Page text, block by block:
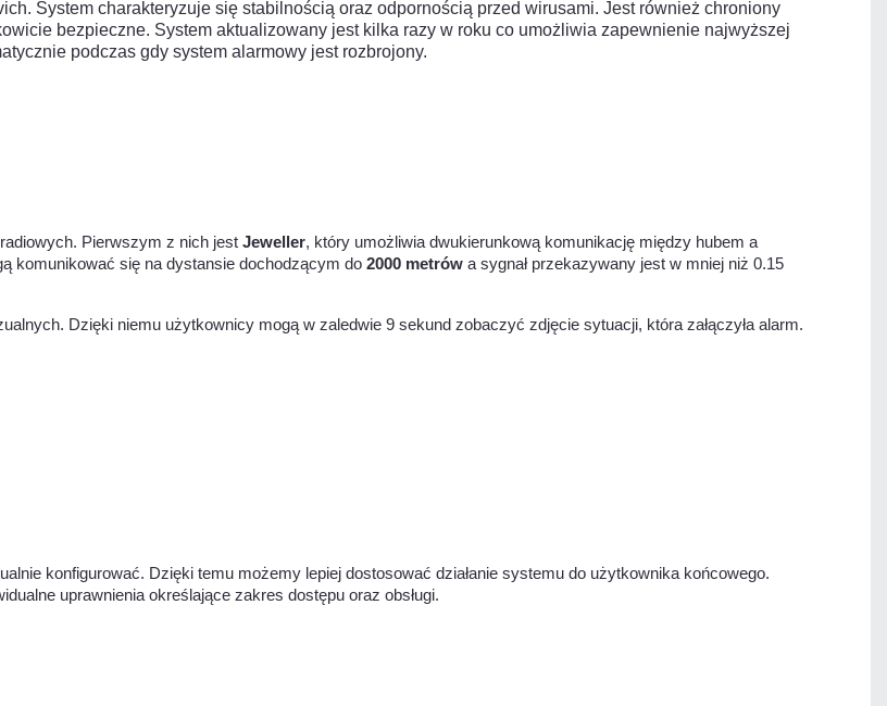
System charakteryzuje się stabilnością oraz odpornością przed wirusami. Jest również chroniony
bezpieczne. System aktualizowany jest kilka razy w roku co umożliwia zapewnienie najwyższej
podczas gdy system alarmowy jest rozbrojony.
Pierwszym z nich jest Jeweller, który umożliwia dwukierunkową komunikację między hubem a
komunikować się na dystansie dochodzącym do 2000 metrów a sygnał przekazywany jest w mniej niż 0.15
Dzięki niemu użytkownicy mogą w zaledwie 9 sekund zobaczyć zdjęcie sytuacji, która załączyła alarm.
konfigurować. Dzięki temu możemy lepiej dostosować działanie systemu do użytkownika końcowego.
uprawnienia określające zakres dostępu oraz obsługi.